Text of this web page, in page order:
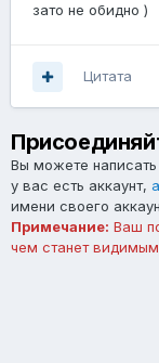
зато не обидно )
Цитата
Вы можете
у вас есть аккаунт,
имени своего
Примечание: Ваш
чем станет